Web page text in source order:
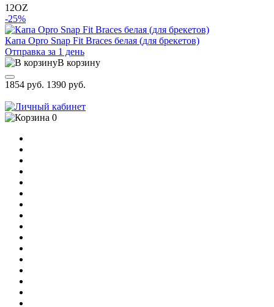
12OZ
-25%
Капа Opro Snap Fit Braces белая (для брекетов)
Отправка за 1 день
В корзину
1854 руб. 1390 руб.
0